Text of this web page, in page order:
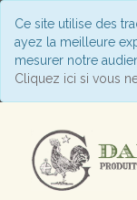
Ce site utilise des
ayez la meilleure
mesurer notre
Cliquez ici si vous